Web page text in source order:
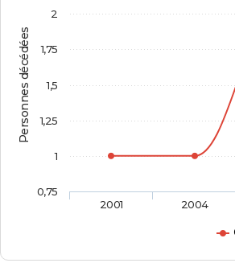
Personnes décédées
2001 2004
0,75
1
1,25
1,5
1,75
2